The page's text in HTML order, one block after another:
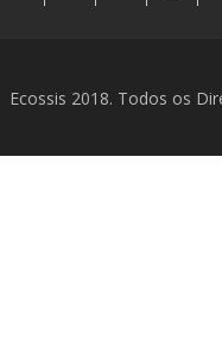
Ecossis 2018. Todos os